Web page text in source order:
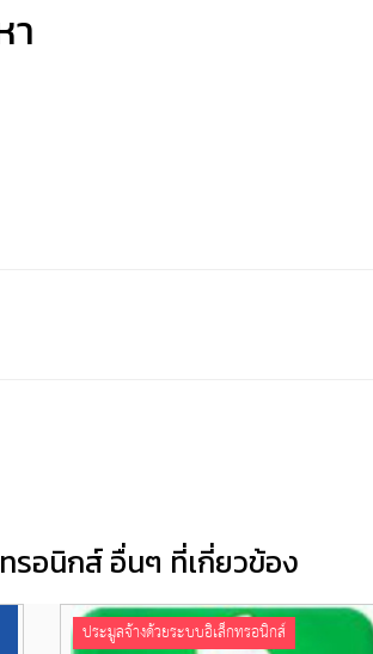
า
รอนิกส์ อื่นๆ ที่เกี่ยวข้อง
ประมูลจ้างด้วยระบบอิเล็กทรอนิกส์